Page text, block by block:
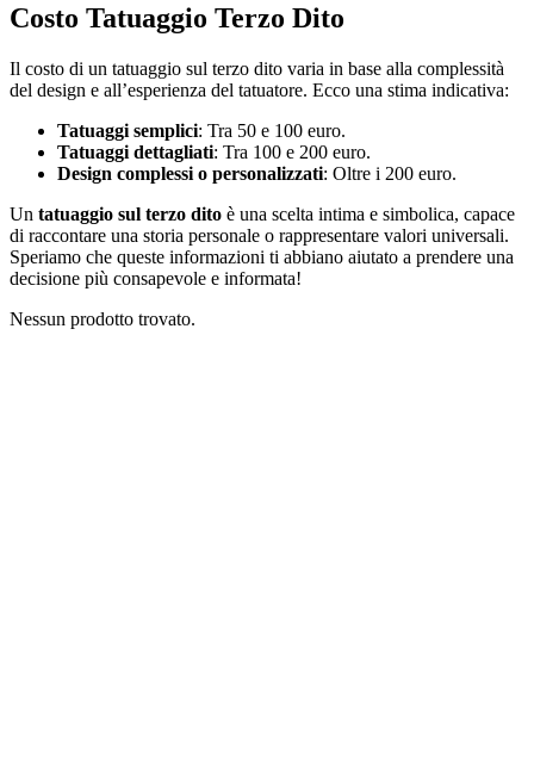
Costo Tatuaggio Terzo Dito
Il costo di un tatuaggio sul terzo dito varia in base alla complessità
del design e all’esperienza del tatuatore. Ecco una stima indicativa:
Tatuaggi semplici: Tra 50 e 100 euro.
Tatuaggi dettagliati: Tra 100 e 200 euro.
Design complessi o personalizzati: Oltre i 200 euro.
Un tatuaggio sul terzo dito è una scelta intima e simbolica, capace
di raccontare una storia personale o rappresentare valori universali.
Speriamo che queste informazioni ti abbiano aiutato a prendere una
decisione più consapevole e informata!
Nessun prodotto trovato.